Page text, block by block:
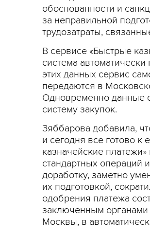
обоснованности и
за неправильной
трудозатраты,
В сервисе «Быстрые
система
этих данных сервис
передаются в
Одновременно данные
систему закупок.
Зяббарова добавила,
и сегодня все готово к
казначейские
стандартных операций
доработку, заметно
их подготовкой,
одобрения платежа
заключенным
Москвы, в